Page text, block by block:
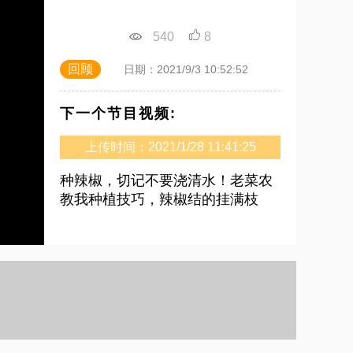
540 8
回顾 日期：2021/9/3 10:52:52
下一个节目视频:
上传时间：2021/1/28 11:41:25
种辣椒，切记不要浇清水！老菜农
教我种植技巧，辣椒结的挂满枝